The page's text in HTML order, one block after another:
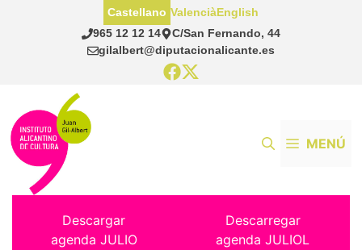
965 12 12 14
C/San Fernando, 44
gilalbert@diputacionalicante.es
Castellano ValenciàEnglish
MENÚ
Descargar
agenda JULIO
Descarregar
agenda JULIOL